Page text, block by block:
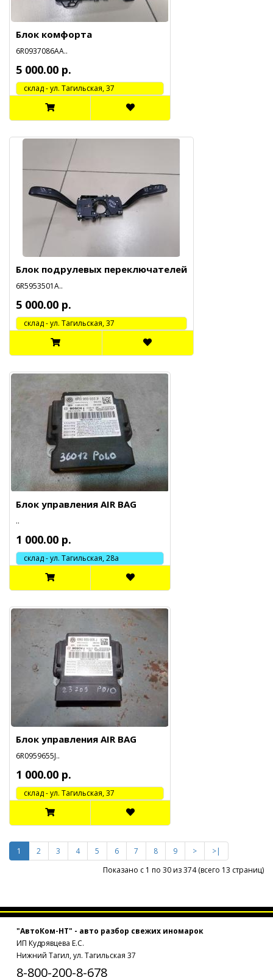
Блок комфорта
6R0937086AA..
5 000.00 р.
cклад - ул. Тагильская, 37
Блок подрулевых переключателей
6R5953501A..
5 000.00 р.
cклад - ул. Тагильская, 37
Блок управления AIR BAG
..
1 000.00 р.
склад - ул. Тагильская, 28а
Блок управления AIR BAG
6R0959655J..
1 000.00 р.
cклад - ул. Тагильская, 37
1 2 3 4 5 6 7 8 9 >
>|
Показано с 1 по 30 из 374 (всего 13 страниц)
"АвтоКом-НТ" - авто разбор свежих иномарок
ИП Кудрявцева Е.С.
Нижний Тагил, ул. Тагильская 37
8-800-200-8-678